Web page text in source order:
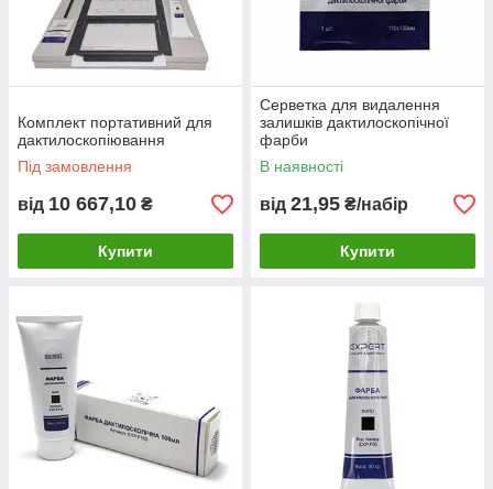
Комплект портативний для
дактилоскопіювання
Під замовлення
від 10 667,10 ₴
Купити
Серветка для видалення
залишків дактилоскопічної
фарби
В наявності
від 21,95 ₴/набір
Купити